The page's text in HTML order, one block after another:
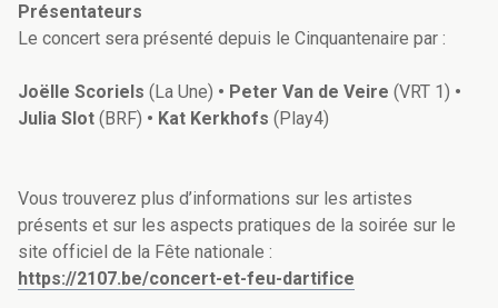
Présentateurs
Le concert sera présenté depuis le Cinquantenaire par :
Joëlle Scoriels (La Une) • Peter Van de Veire (VRT 1) •
Julia Slot (BRF) • Kat Kerkhofs (Play4)
Vous trouverez plus d’informations sur les artistes
présents et sur les aspects pratiques de la soirée sur le
site officiel de la Fête nationale :
https://2107.be/concert-et-feu-dartifice